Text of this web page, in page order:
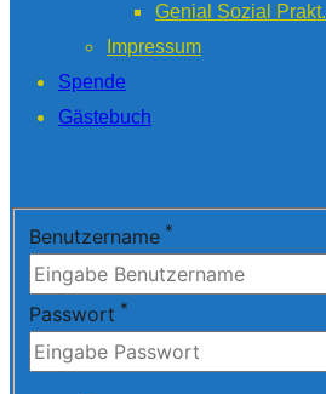
Genial Sozial Prakt.
Impressum
Spende
Gästebuch
Benutzername *
Passwort *